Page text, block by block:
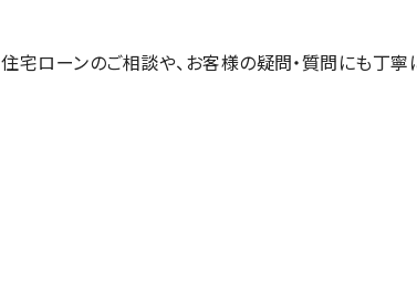
住宅ローンのご相談や、お客様の疑問・質問にも丁寧